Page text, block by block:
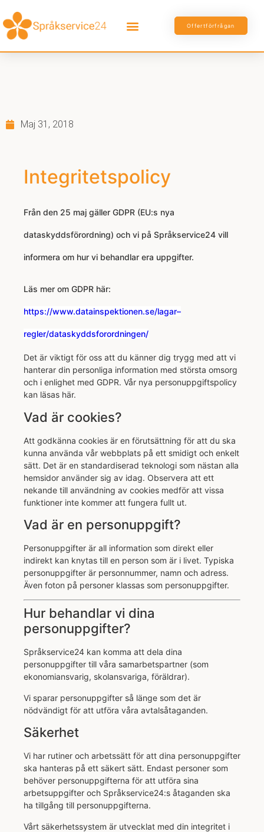
Offertförfrågan
Maj 31, 2018
Integritetspolicy
Från den 25 maj gäller GDPR (EU:s nya
dataskyddsförordning) och vi på Språkservice24 vill
informera om hur vi behandlar era uppgifter.
Läs mer om GDPR här:
https://www.datainspektionen.se/lagar–
regler/dataskyddsforordningen/
Det är viktigt för oss att du känner dig trygg med att vi
hanterar din personliga information med största omsorg
och i enlighet med GDPR. Vår nya personuppgiftspolicy
kan läsas här.
Vad är cookies?
Att godkänna cookies är en förutsättning för att du ska
kunna använda vår webbplats på ett smidigt och enkelt
sätt. Det är en standardiserad teknologi som nästan alla
hemsidor använder sig av idag. Observera att ett
nekande till användning av cookies medför att vissa
funktioner inte kommer att fungera fullt ut.
Vad är en personuppgift?
Personuppgifter är all information som direkt eller
indirekt kan knytas till en person som är i livet. Typiska
personuppgifter är personnummer, namn och adress.
Även foton på personer klassas som personuppgifter.
Hur behandlar vi dina
personuppgifter?
Språkservice24 kan komma att dela dina
personuppgifter till våra samarbetspartner (som
ekonomiansvarig, skolansvariga, föräldrar).
Vi sparar personuppgifter så länge som det är
nödvändigt för att utföra våra avtalsåtaganden.
Säkerhet
Vi har rutiner och arbetssätt för att dina personuppgifter
ska hanteras på ett säkert sätt. Endast personer som
behöver personuppgifterna för att utföra sina
arbetsuppgifter och Språkservice24:s åtaganden ska
ha tillgång till personuppgifterna.
Vårt säkerhetssystem är utvecklat med din integritet i